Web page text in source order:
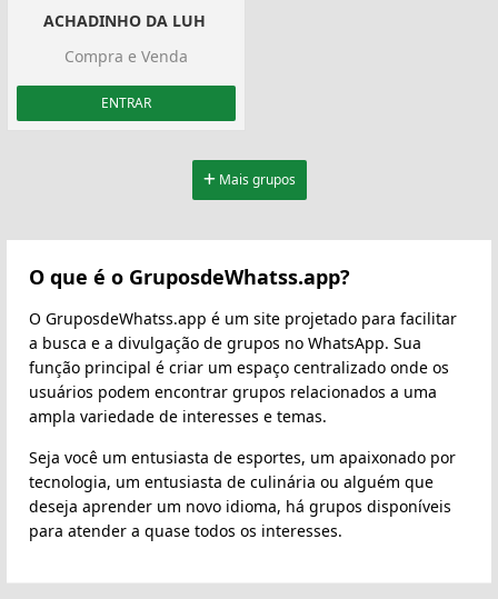
ACHADINHO DA LUH ️
Compra e Venda
ENTRAR
Mais grupos
O que é o GruposdeWhatss.app?
O GruposdeWhatss.app é um site projetado para facilitar
a busca e a divulgação de grupos no WhatsApp. Sua
função principal é criar um espaço centralizado onde os
usuários podem encontrar grupos relacionados a uma
ampla variedade de interesses e temas.
Seja você um entusiasta de esportes, um apaixonado por
tecnologia, um entusiasta de culinária ou alguém que
deseja aprender um novo idioma, há grupos disponíveis
para atender a quase todos os interesses.